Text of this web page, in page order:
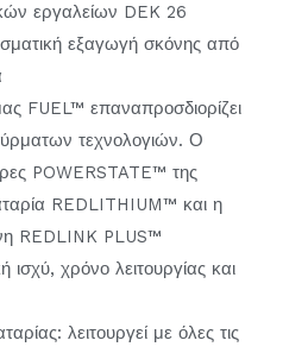
εργαλείων DEK 26
εξαγωγή σκόνης από
FUEL™ επαναπροσδιορίζει
τεχνολογιών. Ο
POWERSTATE™ της
REDLITHIUM™ και η
REDLINK PLUS™
ισχύ, χρόνο λειτουργίας και
λειτουργεί με όλες τις